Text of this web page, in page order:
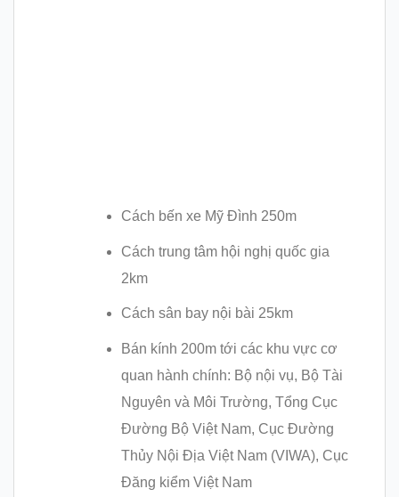
Cách bến xe Mỹ Đình 250m
Cách trung tâm hội nghị quốc gia
2km
Cách sân bay nội bài 25km
Bán kính 200m tới các khu vực cơ
quan hành chính: Bộ nội vụ, Bộ Tài
Nguyên và Môi Trường, Tổng Cục
Đường Bộ Việt Nam, Cục Đường
Thủy Nội Địa Việt Nam (VIWA), Cục
Đăng kiểm Việt Nam